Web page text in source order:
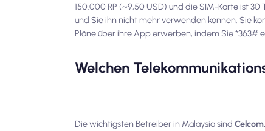
150.000 RP (~9,50 USD) und die SIM-Karte ist
und Sie ihn nicht mehr verwenden können. Sie
Pläne über ihre App erwerben, indem Sie *363#
Welchen
Die wichtigsten Betreiber in Malaysia sind